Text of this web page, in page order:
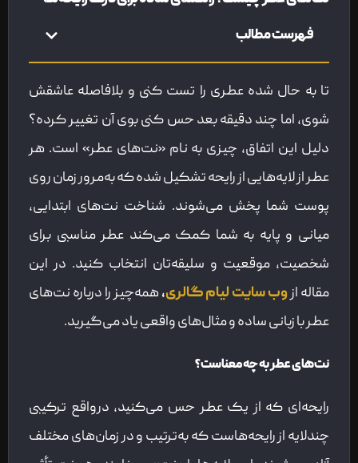
فهرست مطالب
تا به حال شده عطری را تست کنی و بلافاصله عاشقش
شوی، اما چند دقیقه بعد حس کنی بوی آن تغییر کرده؟
دلیل این اتفاق، چیزی به نام «نت‌های عطر» است. هر
عطر از لایه‌هایی از رایحه تشکیل شده که به‌مرور زمان روی
پوست شما پخش می‌شوند. شناخت نت‌های ابتدایی،
میانی و پایه به شما کمک می‌کند عطر مناسبی برای
شخصیت، موقعیت و سلیقه‌تان انتخاب کنید. در این
مقاله ازوب سایت لیام گالری، همه‌چیز را درباره نت‌های
عطر با زبانی ساده و مثال‌های واقعی یاد می‌گیرید.
نت‌های عطر به چه معناست؟
رایحه‌ای که از یک عطر حس می‌کنید، درواقع ترکیبی
چندلایه‌ از رایحه‌هاست که به‌ترتیب و در زمان‌های مختلف